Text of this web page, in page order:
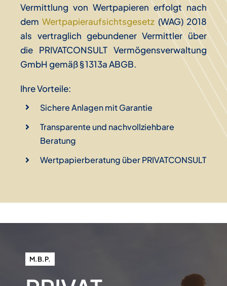
Vermittlung von Wertpapieren erfolgt nach
demWertpapieraufsichtsgesetz (WAG) 2018
als vertraglich gebundener Vermittler über
die PRIVATCONSULT Vermögensverwaltung
GmbH gemäß § 1313a ABGB.
Ihre Vorteile:
Sichere Anlagen mit Garantie
Transparente und nachvollziehbare
Beratung
Wertpapierberatung über PRIVATCONSULT
M.B.P.